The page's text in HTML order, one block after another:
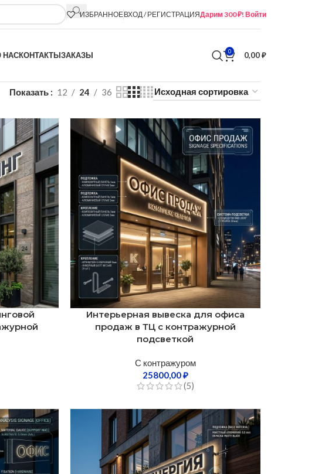
ИЗБРАННОЕВХОД / РЕГИСТРАЦИЯДарим 300 ₽! Войти
НАСКОНТАКТЫЗАКАЗЫ 0 0,00₽
Показать 12 24 36
Интерьерная вывеска для офиса
продаж в ТЦ с контражурной
подсветкой
С контражуром
25800,00₽
(5)